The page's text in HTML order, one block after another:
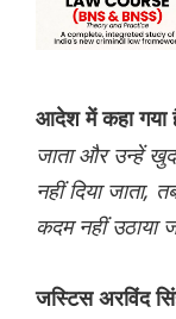
आदेश में कहा गया
जाता और उन्हें खुद
नहीं दिया
कदम नहीं उठाया
जस्टिस अरविंद